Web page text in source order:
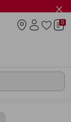
le
info
0